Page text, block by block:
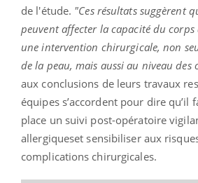
de l'étude. "Ces résultats suggèrent
peuvent affecter la capacité du corps
une intervention chirurgicale, non
de la peau, mais aussi au niveau des
aux conclusions de leurs travaux
équipes s’accordent pour dire qu’il
place un suivi post-opératoire
allergiqueset sensibiliser aux
complications chirurgicales.